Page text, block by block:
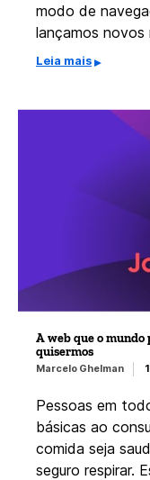
modo de
lançamos
Leia mais
A web que o mundo
quisermos
Marcelo Ghelman
Pessoas em
básicas ao
comida seja
seguro respirar.